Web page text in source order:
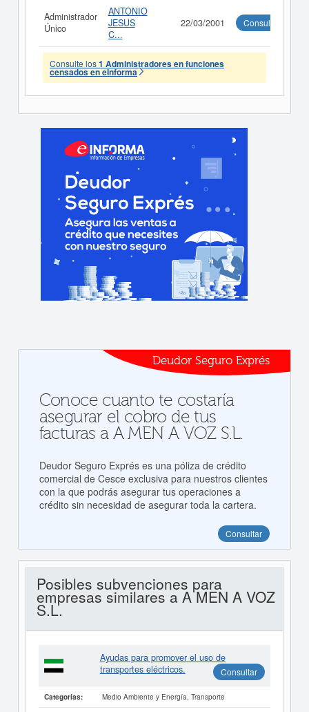
Administrador
Único
ANTONIO
JESUS
C...
22/03/2001 Consultar
Consulte los1 Administradores en funciones
censados en eInforma
Deudor Seguro Exprés
Conoce cuanto te costaría
asegurar el cobro de tus
facturas a A MEN A VOZ S.L.
Deudor Seguro Exprés es una póliza de crédito
comercial de Cesce exclusiva para nuestros clientes
con la que podrás asegurar tus operaciones a
crédito sin necesidad de asegurar toda la cartera.
Consultar
Posibles subvenciones para
empresas similares a A MEN A VOZ
S.L.
Ayudas para promover el uso de
transportes eléctricos.
Consultar
Categorías: Medio Ambiente y Energía, Transporte